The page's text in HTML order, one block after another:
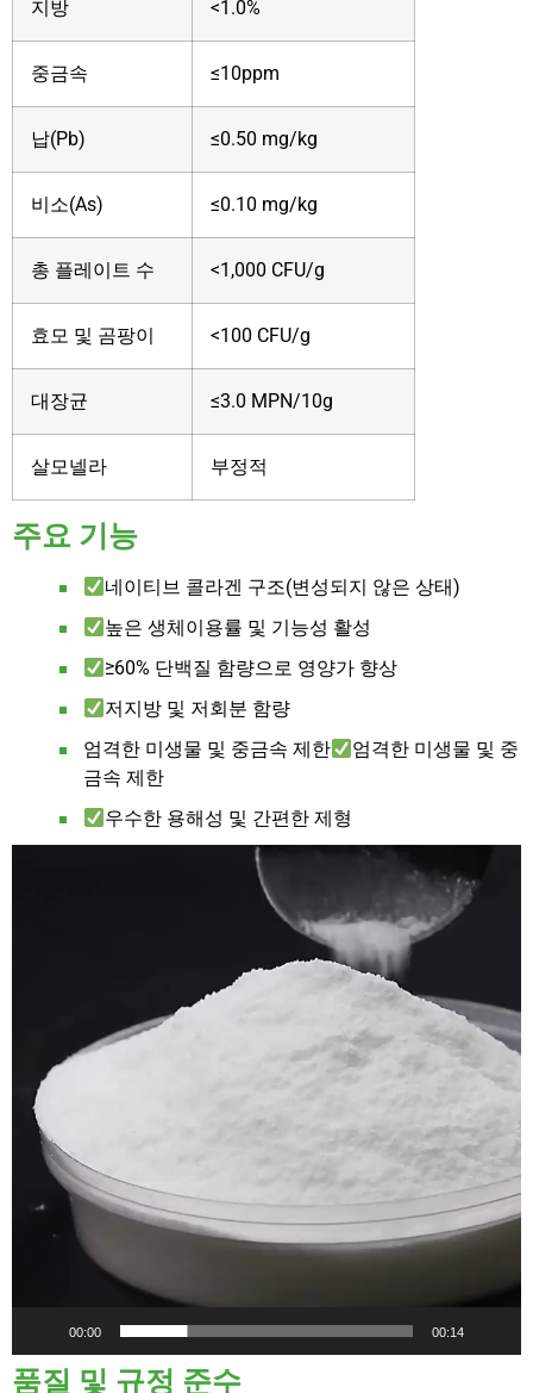
지방 <1.0%
중금속 ≤10ppm
납(Pb) ≤0.50 mg/kg
비소(As) ≤0.10 mg/kg
총 플레이트 수 <1,000 CFU/g
효모 및 곰팡이 <100 CFU/g
대장균 ≤3.0 MPN/10g
살모넬라 부정적
주요 기능
네이티브 콜라겐 구조(변성되지 않은 상태)
높은 생체이용률 및 기능성 활성
≥60% 단백질 함량으로 영양가 향상
저지방 및 저회분 함량
엄격한 미생물 및 중금속 제한
엄격한 미생물 및 중
금속 제한
우수한 용해성 및 간편한 제형
00:00 00:14
품질 및 규정 준수